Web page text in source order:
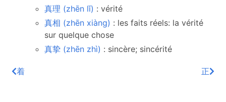
真理 (zhēn lǐ) : vérité
真相 (zhēn xiàng) : les faits réels: la vérité
sur quelque chose
真挚 (zhēn zhì) : sincère; sincérité
着 正